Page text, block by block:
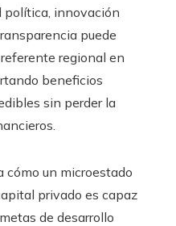
política, innovación
puede
regional en
beneficios
sin perder la
un microestado
privado es capaz
de desarrollo